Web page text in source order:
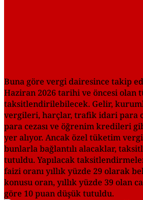
Buna göre vergi dairesince takip
Haziran 2026 tarihi ve öncesi olan
taksitlendirilebilecek. Gelir,
vergileri, harçlar, trafik idari para
para cezası ve öğrenim kredileri
yer alıyor. Ancak özel tüketim
bunlarla bağlantılı alacaklar,
tutuldu. Yapılacak
faizi oranı yıllık yüzde 29 olarak
konusu oran, yıllık yüzde 39 olan
göre 10 puan düşük tutuldu.